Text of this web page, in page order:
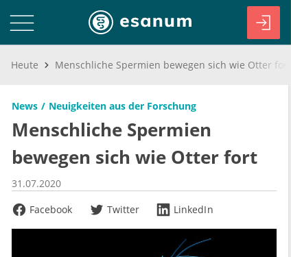
Heute Menschliche Spermien bewegen sich wie Otter fort
News Neuigkeiten aus der Forschung
Menschliche Spermien
bewegen sich wie Otter fort
31.07.2020
Facebook
Twitter LinkedIn